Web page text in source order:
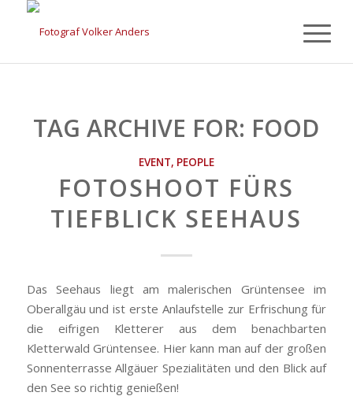
TAG ARCHIVE FOR: FOOD
EVENT, PEOPLE
FOTOSHOOT FÜRS
TIEFBLICK SEEHAUS
Das Seehaus liegt am malerischen Grüntensee im
Oberallgäu und ist erste Anlaufstelle zur Erfrischung für
die eifrigen Kletterer aus dem benachbarten
Kletterwald Grüntensee. Hier kann man auf der großen
Sonnenterrasse Allgäuer Spezialitäten und den Blick auf
den See so richtig genießen!